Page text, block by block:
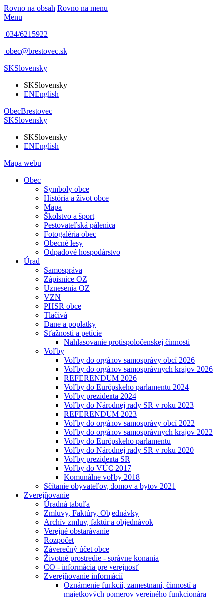
Rovno na obsah Rovno na menu
Menu
034/6215922
obec@brestovec.sk
SKSlovensky
SKSlovensky
ENEnglish
ObecBrestovec
SKSlovensky
SKSlovensky
ENEnglish
Mapa webu
Obec
Symboly obce
História a život obce
Mapa
Školstvo a šport
Pestovateľská pálenica
Fotogaléria obec
Obecné lesy
Odpadové hospodárstvo
Úrad
Samospráva
Zápisnice OZ
Uznesenia OZ
VZN
PHSR obce
Tlačivá
Dane a poplatky
Sťažnosti a petície
Nahlasovanie protispoločenskej činnosti
Voľby
Voľby do orgánov samosprávy obcí 2026
Voľby do orgánov samosprávnych krajov 2026
REFERENDUM 2026
Voľby do Európskeho parlamentu 2024
Voľby prezidenta 2024
Voľby do Národnej rady SR v roku 2023
REFERENDUM 2023
Voľby do orgánov samosprávy obcí 2022
Voľby do orgánov samosprávnych krajov 2022
Voľby do Európskeho parlamentu
Voľby do Národnej rady SR v roku 2020
Voľby prezidenta SR
Voľby do VÚC 2017
Komunálne voľby 2018
Sčítanie obyvateľov, domov a bytov 2021
Zverejňovanie
Úradná tabuľa
Zmluvy, Faktúry, Objednávky
Archív zmluv, faktúr a objednávok
Verejné obstarávanie
Rozpočet
Záverečný účet obce
Životné prostredie - správne konania
CO - informácia pre verejnosť
Zverejňovanie informácií
Oznámenie funkcií, zamestnaní, činností a
majetkových pomerov verejného funkcionára